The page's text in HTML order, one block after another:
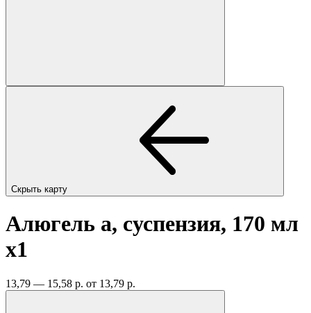
Скрыть карту
Алюгель а, суспензия, 170 мл
x1
13,79 — 15,58 р. от 13,79 р.